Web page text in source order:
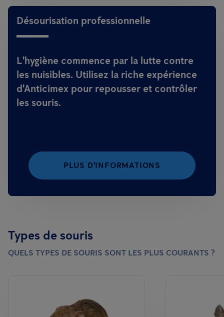
Désourisation professionnelle
L'hygiène commence par la lutte contre
les nuisibles. Utilisez la riche expérience
d'Anticimex pour repousser et contrôler
les souris.
PLUS D'INFORMATIONS
Types de souris
QUELS TYPES DE SOURIS SONT LES PLUS COURANTS ?